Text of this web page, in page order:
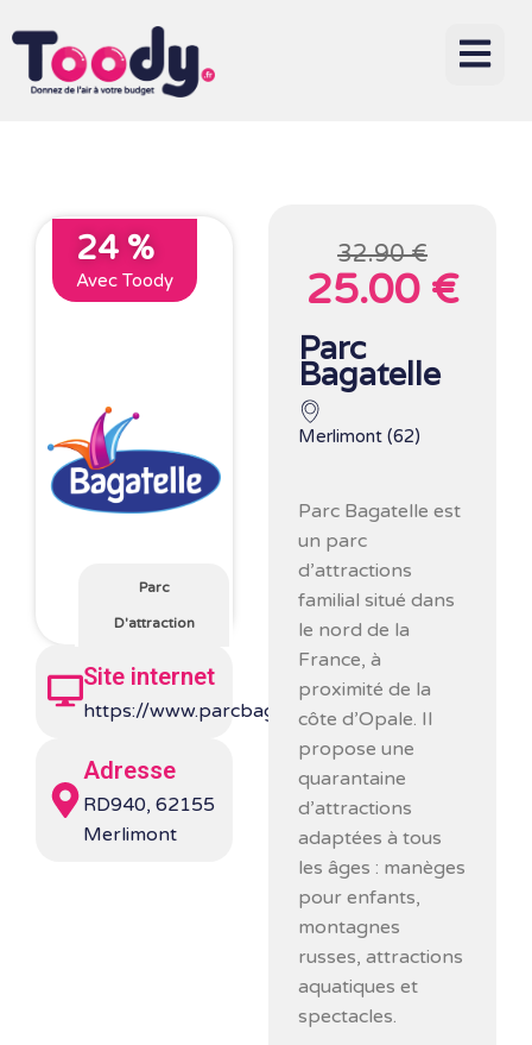
24 %
Avec Toody
Parc
D'attraction
Site internet
https://www.parcbagatelle.com/
Adresse
RD940, 62155
Merlimont
32.90 €
25.00 €
Parc
Bagatelle
Merlimont (62)
Parc Bagatelle est
un parc
d’attractions
familial situé dans
le nord de la
France, à
proximité de la
côte d’Opale. Il
propose une
quarantaine
d’attractions
adaptées à tous
les âges : manèges
pour enfants,
montagnes
russes, attractions
aquatiques et
spectacles.